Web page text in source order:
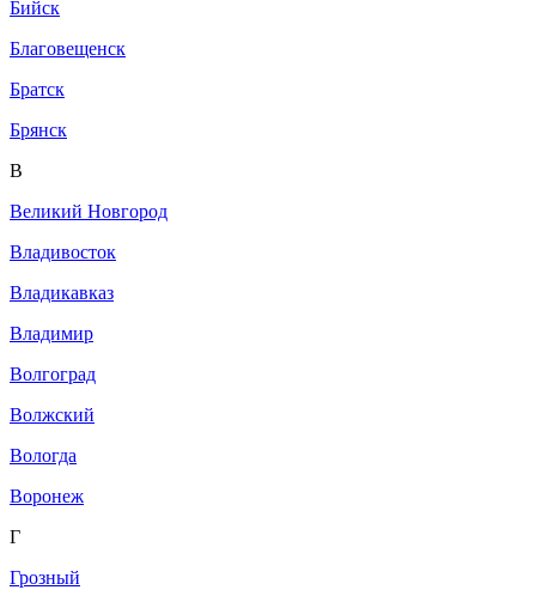
Бийск
Благовещенск
Братск
Брянск
В
Великий Новгород
Владивосток
Владикавказ
Владимир
Волгоград
Волжский
Вологда
Воронеж
Г
Грозный